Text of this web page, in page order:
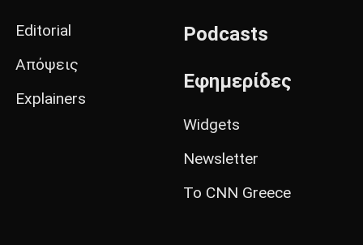
Editorial
Απόψεις
Explainers
Podcasts
Εφημερίδες
Widgets
Newsletter
Το CNN Greece